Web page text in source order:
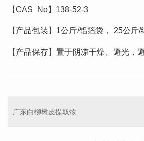
【CAS No】138-52-3
【产品包装】1公斤/铝箔袋， 25公斤/
【产品保存】置于阴凉干燥、避光，
广东白柳树皮提取物